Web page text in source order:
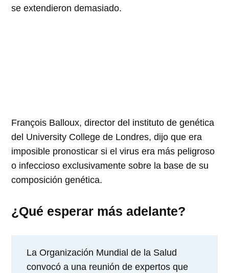
se extendieron demasiado.
François Balloux, director del instituto de genética
del University College de Londres, dijo que era
imposible pronosticar si el virus era más peligroso
o infeccioso exclusivamente sobre la base de su
composición genética.
¿Qué esperar más adelante?
La Organización Mundial de la Salud
convocó a una reunión de expertos que